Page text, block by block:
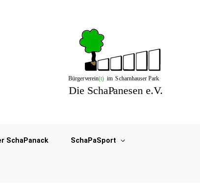
SchaPanack SchaPaSport